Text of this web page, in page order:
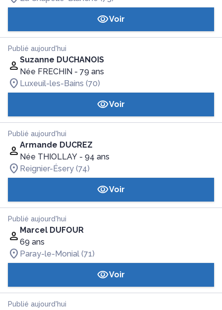
Voir
Publié aujourd'hui
Suzanne DUCHANOIS
Née FRECHIN - 79 ans
Luxeuil-les-Bains (70)
Voir
Publié aujourd'hui
Armande DUCREZ
Née THIOLLAY - 94 ans
Reignier-Ésery (74)
Voir
Publié aujourd'hui
Marcel DUFOUR
69 ans
Paray-le-Monial (71)
Voir
Publié aujourd'hui